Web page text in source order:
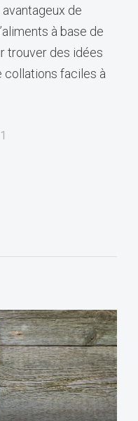
de
à base de
trouver des idées
collations faciles à